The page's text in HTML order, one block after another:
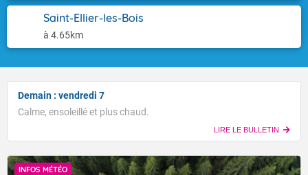
Saint-Ellier-les-Bois
à 4.65km
Demain : vendredi 7
Calme, ensoleillé et plus chaud.
LIRE LE BULLETIN
INFOS MÉTÉO